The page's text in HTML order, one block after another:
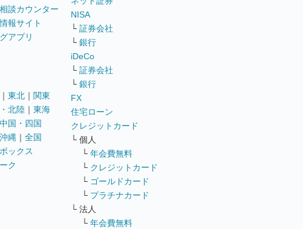
談カウンター
報サイト
アプリ
｜ 東北 ｜ 関東
北陸 ｜ 東海
中国・四国
縄 ｜ 全国
ックス
ク
NISA
└ 証券会社
└ 銀行
iDeCo
└ 証券会社
└ 銀行
FX
住宅ローン
クレジットカード
└ 個人
└ 年会費無料
└ クレジットカード
└ ゴールドカード
└ プラチナカード
└ 法人
└ 年会費無料